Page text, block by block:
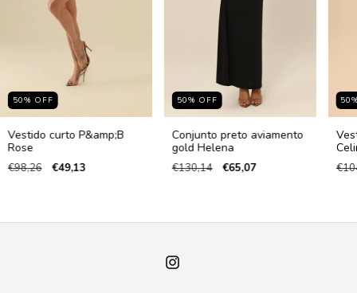
50% OFF
Vestido curto P&amp;B
Rose
€98,26 €49,13
50% OFF
Conjunto preto aviamento
gold Helena
€130,14 €65,07
50